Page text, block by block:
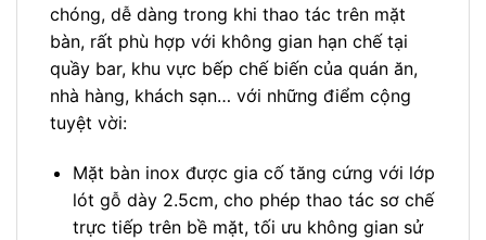
chóng, dễ dàng trong khi thao tác trên mặt
bàn, rất phù hợp với không gian hạn chế tại
quầy bar, khu vực bếp chế biến của quán ăn,
nhà hàng, khách sạn… với những điểm cộng
tuyệt vời:
Mặt bàn inox được gia cố tăng cứng với lớp
lót gỗ dày 2.5cm, cho phép thao tác sơ chế
trực tiếp trên bề mặt, tối ưu không gian sử